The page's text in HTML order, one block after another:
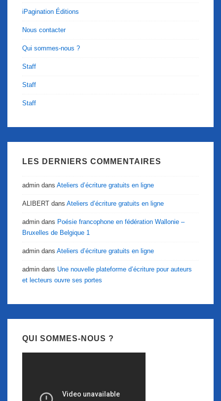
iPagination Éditions
Nous contacter
Qui sommes-nous ?
Staff
Staff
Staff
LES DERNIERS COMMENTAIRES
admin dans Ateliers d’écriture gratuits en ligne
ALIBERT dans Ateliers d’écriture gratuits en ligne
admin dans Poésie francophone en fédération Wallonie –
Bruxelles de Belgique 1
admin dans Ateliers d’écriture gratuits en ligne
admin dans Une nouvelle plateforme d’écriture pour auteurs
et lecteurs ouvre ses portes
QUI SOMMES-NOUS ?